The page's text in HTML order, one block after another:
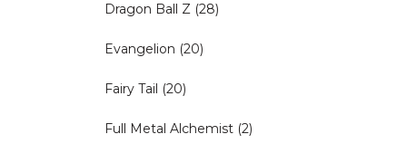
Dragon Ball Z (28)
Evangelion (20)
Fairy Tail (20)
Full Metal Alchemist (2)